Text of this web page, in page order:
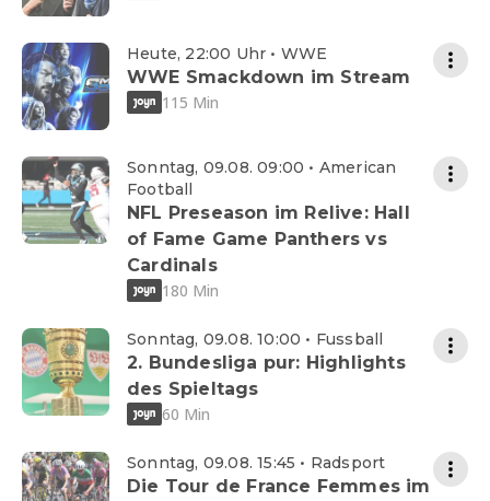
Heute, 22:00 Uhr • WWE
WWE Smackdown im Stream
115 Min
Sonntag, 09.08. 09:00 • American
Football
NFL Preseason im Relive: Hall
of Fame Game Panthers vs
Cardinals
180 Min
Sonntag, 09.08. 10:00 • Fussball
2. Bundesliga pur: Highlights
des Spieltags
60 Min
Sonntag, 09.08. 15:45 • Radsport
Die Tour de France Femmes im